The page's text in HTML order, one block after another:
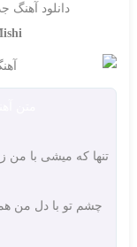
دانلود آهنگ
تنها که میشی با من
چشم تو با دل من